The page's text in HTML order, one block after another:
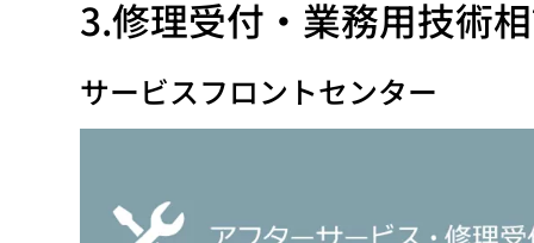
3.修理受付・業務用技術
サービスフロントセンター